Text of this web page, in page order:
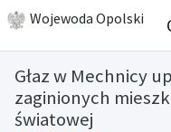
Wojewoda Opolski
Głaz w Mechnicy
zaginionych
światowej